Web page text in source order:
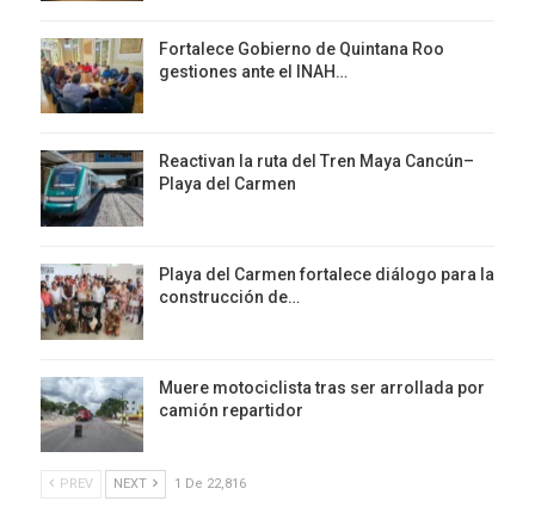
Fortalece Gobierno de Quintana Roo
gestiones ante el INAH…
Reactivan la ruta del Tren Maya Cancún–
Playa del Carmen
Playa del Carmen fortalece diálogo para la
construcción de…
Muere motociclista tras ser arrollada por
camión repartidor
PREV NEXT 1 De 22,816